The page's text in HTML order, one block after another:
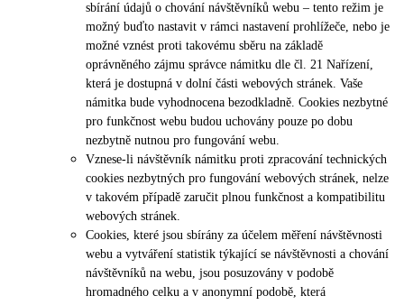
sbírání údajů o chování návštěvníků webu – tento režim je
možný buďto nastavit v rámci nastavení prohlížeče, nebo je
možné vznést proti takovému sběru na základě
oprávněného zájmu správce námitku dle čl. 21 Nařízení,
která je dostupná v dolní části webových stránek. Vaše
námitka bude vyhodnocena bezodkladně. Cookies nezbytné
pro funkčnost webu budou uchovány pouze po dobu
nezbytně nutnou pro fungování webu.
Vznese-li návštěvník námitku proti zpracování technických
cookies nezbytných pro fungování webových stránek, nelze
v takovém případě zaručit plnou funkčnost a kompatibilitu
webových stránek.
Cookies, které jsou sbírány za účelem měření návštěvnosti
webu a vytváření statistik týkající se návštěvnosti a chování
návštěvníků na webu, jsou posuzovány v podobě
hromadného celku a v anonymní podobě, která